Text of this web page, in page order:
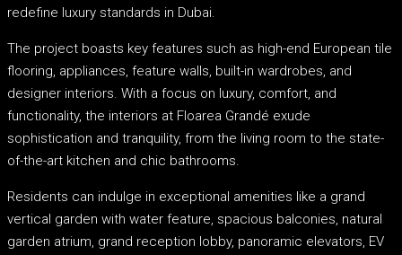
redefine luxury standards in Dubai.
The project boasts key features such as high-end European tile
flooring, appliances, feature walls, built-in wardrobes, and
designer interiors. With a focus on luxury, comfort, and
functionality, the interiors at Floarea Grandé exude
sophistication and tranquility, from the living room to the state-
of-the-art kitchen and chic bathrooms.
Residents can indulge in exceptional amenities like a grand
vertical garden with water feature, spacious balconies, natural
garden atrium, grand reception lobby, panoramic elevators, EV